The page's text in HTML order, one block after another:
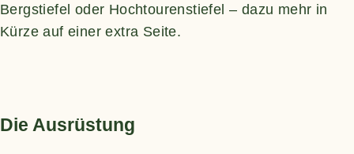
Bergstiefel oder Hochtourenstiefel – dazu mehr in
Kürze auf einer extra Seite.
Die Ausrüstung